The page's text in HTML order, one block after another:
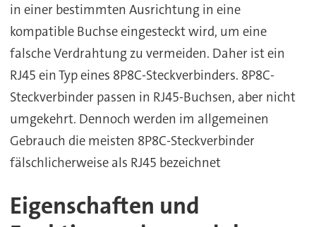
in einer bestimmten Ausrichtung in eine
kompatible Buchse eingesteckt wird, um eine
falsche Verdrahtung zu vermeiden. Daher ist ein
RJ45 ein Typ eines 8P8C-Steckverbinders. 8P8C-
Steckverbinder passen in RJ45-Buchsen, aber nicht
umgekehrt. Dennoch werden im allgemeinen
Gebrauch die meisten 8P8C-Steckverbinder
fälschlicherweise als RJ45 bezeichnet
Eigenschaften und